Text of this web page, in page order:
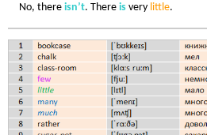
No, there isn’t. There is very little.